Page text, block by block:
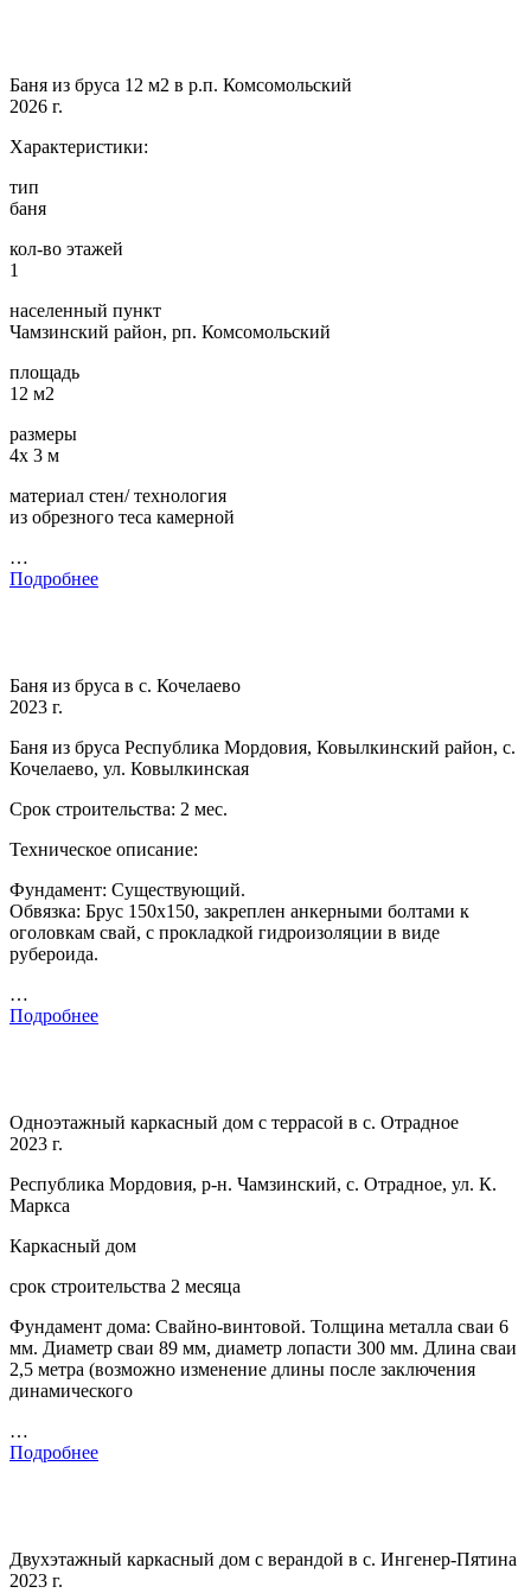
Баня из бруса 12 м2 в р.п. Комсомольский
2026 г.
Характеристики:
тип
баня
кол-во этажей
1
населенный пункт
Чамзинский район, рп. Комсомольский
площадь
12 м2
размеры
4х 3 м
материал стен/ технология
из обрезного теса камерной
…
Подробнее
Баня из бруса в с. Кочелаево
2023 г.
Баня из бруса Республика Мордовия, Ковылкинский район, с.
Кочелаево, ул. Ковылкинская
Срок строительства: 2 мес.
Техническое описание:
Фундамент: Существующий.
Обвязка: Брус 150х150, закреплен анкерными болтами к
оголовкам свай, с прокладкой гидроизоляции в виде
рубероида.
…
Подробнее
Одноэтажный каркасный дом с террасой в с. Отрадное
2023 г.
Республика Мордовия, р-н. Чамзинский, с. Отрадное, ул. К.
Маркса
Каркасный дом
срок строительства 2 месяца
Фундамент дома: Свайно-винтовой. Толщина металла сваи 6
мм. Диаметр сваи 89 мм, диаметр лопасти 300 мм. Длина сваи
2,5 метра (возможно изменение длины после заключения
динамического
…
Подробнее
Двухэтажный каркасный дом с верандой в с. Ингенер-Пятина
2023 г.